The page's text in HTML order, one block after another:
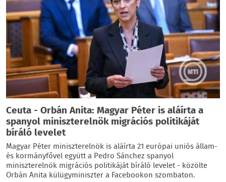
Ceuta - Orbán Anita: Magyar Péter is aláírta a
spanyol miniszterelnök migrációs politikáját
bíráló levelet
Magyar Péter miniszterelnök is aláírta 21 európai uniós állam-
és kormányfővel együtt a Pedro Sánchez spanyol
miniszterelnök migrációs politikáját bíráló levelet - közölte
Orbán Anita külügyminiszter a Facebookon szombaton.